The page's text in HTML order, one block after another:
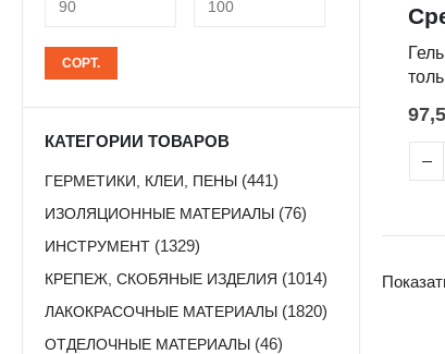
Минимальная
Максимальная
СОРТ.
КАТЕГОРИИ ТОВАРОВ
ГЕРМЕТИКИ, КЛЕИ, ПЕНЫ (441)
ИЗОЛЯЦИОННЫЕ МАТЕРИАЛЫ (76)
ИНСТРУМЕНТ (1329)
КРЕПЕЖ, СКОБЯНЫЕ ИЗДЕЛИЯ (1014)
ЛАКОКРАСОЧНЫЕ МАТЕРИАЛЫ (1820)
ОТДЕЛОЧНЫЕ МАТЕРИАЛЫ (46)